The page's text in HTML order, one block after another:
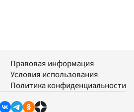
Правовая информация
Условия использования
Политика конфиденциальности